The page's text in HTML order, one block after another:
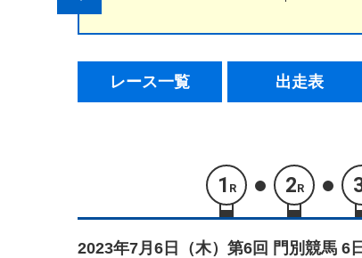
レース一覧 出走表
1 R 2R
2023年7月6日（木） 第6回 門別競馬